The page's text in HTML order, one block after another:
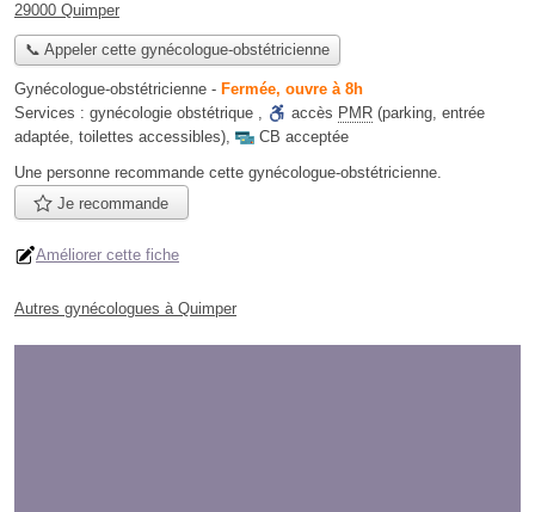
29000 Quimper
📞 Appeler cette gynécologue-obstétricienne
Gynécologue-obstétricienne - Fermée, ouvre à 8h
Services : gynécologie obstétrique , accès PMR (parking, entrée
adaptée, toilettes accessibles),
CB acceptée
Une personne recommande cette gynécologue-obstétricienne.
Je recommande
Améliorer cette fiche
Autres gynécologues à Quimper